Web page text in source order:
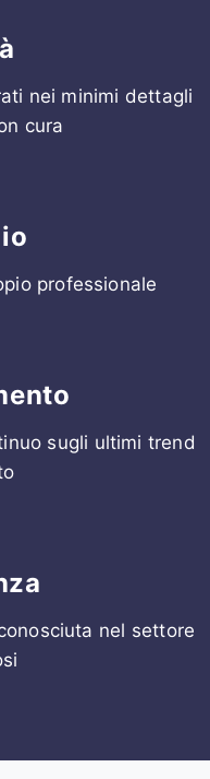
nei minimi dettagli
cura
professionale
sugli ultimi trend
nel settore